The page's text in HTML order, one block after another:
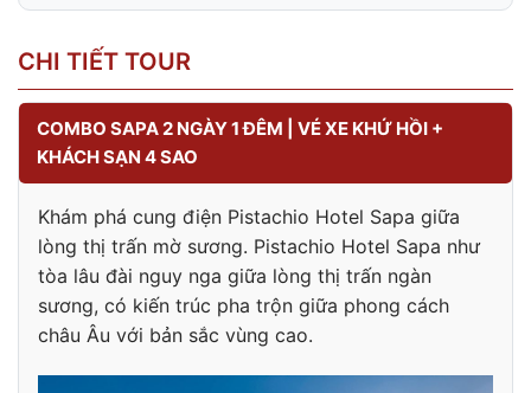
CHI TIẾT TOUR
COMBO SAPA 2 NGÀY 1 ĐÊM | VÉ XE KHỨ HỒI +
KHÁCH SẠN 4 SAO
Khám phá cung điện Pistachio Hotel Sapa giữa
lòng thị trấn mờ sương. Pistachio Hotel Sapa như
tòa lâu đài nguy nga giữa lòng thị trấn ngàn
sương, có kiến trúc pha trộn giữa phong cách
châu Âu với bản sắc vùng cao.